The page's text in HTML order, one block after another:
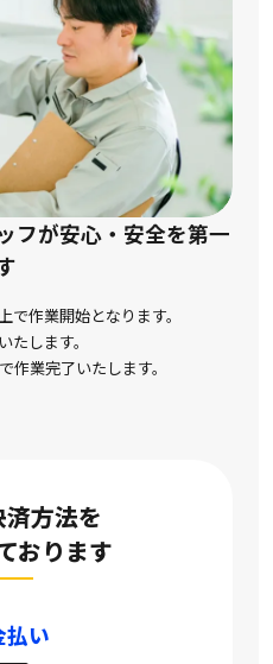
フが安心・安全を第一
作業開始となります。
します。
作業完了いたします。
方法を
おります
払い